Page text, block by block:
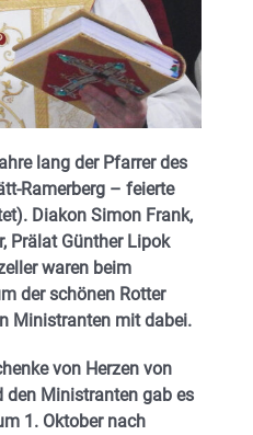
lang der Pfarrer des
Ramerberg – feierte
Diakon Simon Frank,
Prälat Günther Lipok
waren beim
der schönen Rotter
Ministranten mit dabei.
von Herzen von
den Ministranten gab es
1. Oktober nach